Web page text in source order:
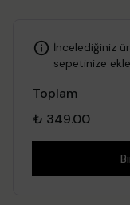
İncelediğiniz
sepetinize
Toplam
₺ 349.00